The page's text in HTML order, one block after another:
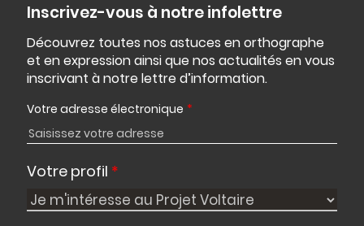
Inscrivez-vous à notre infolettre
Découvrez toutes nos astuces en orthographe
et en expression ainsi que nos actualités en vous
inscrivant à notre lettre d’information.
Votre adresse électronique *
Votre profil *